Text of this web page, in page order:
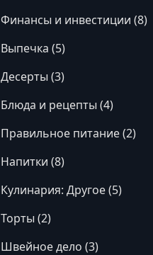
Финансы и инвестиции (8)
Выпечка (5)
Десерты (3)
Блюда и рецепты (4)
Правильное питание (2)
Напитки (8)
Кулинария: Другое (5)
Торты (2)
Швейное дело (3)